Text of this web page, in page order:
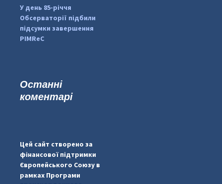
У день 85-річчя
Обсерваторії підбили
підсумки завершення
PIMReC
Останні
коментарі
Цей сайт створено за
фінансової підтримки
Європейського Союзу в
рамках Програми